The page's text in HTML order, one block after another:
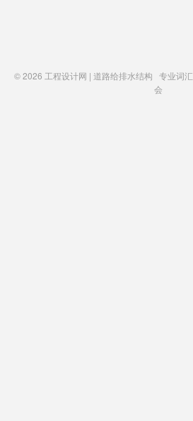
© 2026 工程设计网 | 道路给排水结构 专业词汇
会